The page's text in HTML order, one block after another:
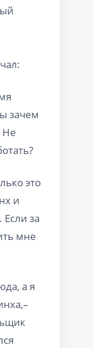
зачем
Не
это
и
Если за
мне
а я